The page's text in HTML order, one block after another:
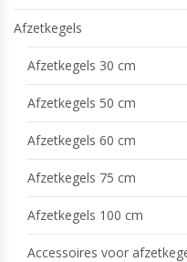
Afzetkegels
Afzetkegels 30 cm
Afzetkegels 50 cm
Afzetkegels 60 cm
Afzetkegels 75 cm
Afzetkegels 100 cm
Accessoires voor